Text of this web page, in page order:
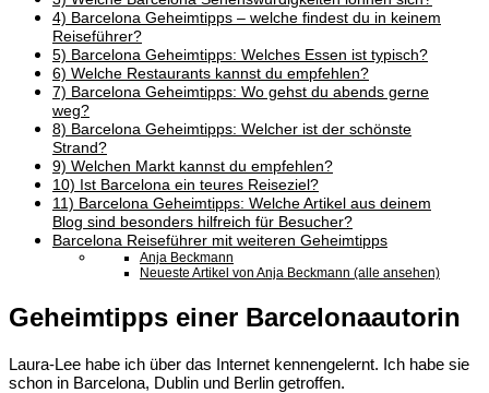
4) Barcelona Geheimtipps – welche findest du in keinem
Reiseführer?
5) Barcelona Geheimtipps: Welches Essen ist typisch?
6) Welche Restaurants kannst du empfehlen?
7) Barcelona Geheimtipps: Wo gehst du abends gerne
weg?
8) Barcelona Geheimtipps: Welcher ist der schönste
Strand?
9) Welchen Markt kannst du empfehlen?
10) Ist Barcelona ein teures Reiseziel?
11) Barcelona Geheimtipps: Welche Artikel aus deinem
Blog sind besonders hilfreich für Besucher?
Barcelona Reiseführer mit weiteren Geheimtipps
Anja Beckmann
Neueste Artikel von Anja Beckmann (alle ansehen)
Geheimtipps einer Barcelonaautorin
Laura-Lee habe ich über das Internet kennengelernt. Ich habe sie
schon in Barcelona, Dublin und Berlin getroffen.